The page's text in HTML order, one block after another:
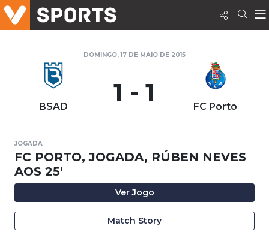
DOMINGO, 17 DE MAIO DE 2015
BSAD 1 - 1 FC Porto
JOGADA
FC PORTO, JOGADA, RÚBEN NEVES
AOS 25'
Ver Jogo
Match Story